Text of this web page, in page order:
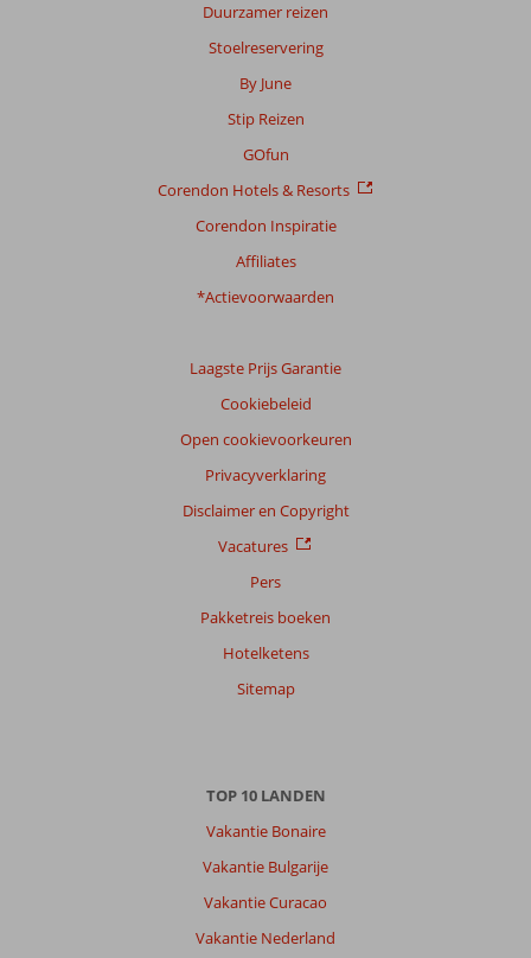
Duurzamer reizen
Stoelreservering
By June
Stip Reizen
GOfun
Corendon Hotels & Resorts
Corendon Inspiratie
Affiliates
*Actievoorwaarden
Laagste Prijs Garantie
Cookiebeleid
Open cookievoorkeuren
Privacyverklaring
Disclaimer en Copyright
Vacatures
Pers
Pakketreis boeken
Hotelketens
Sitemap
TOP 10 LANDEN
Vakantie Bonaire
Vakantie Bulgarije
Vakantie Curacao
Vakantie Nederland